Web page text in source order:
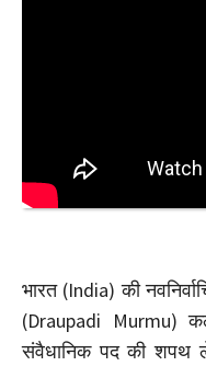
भारत (India) की
(Draupadi Murmu)
संवैधानिक पद की शपथ